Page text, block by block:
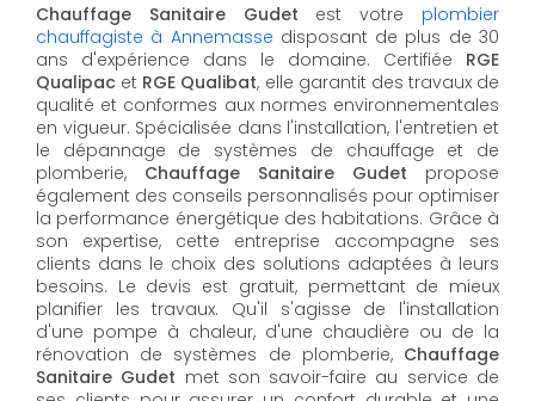
Chauffage Sanitaire Gudet est votre plombier
chauffagiste à Annemasse disposant de plus de 30
ans d'expérience dans le domaine. Certifiée RGE
Qualipac et RGE Qualibat, elle garantit des travaux de
qualité et conformes aux normes environnementales
en vigueur. Spécialisée dans l'installation, l'entretien et
le dépannage de systèmes de chauffage et de
plomberie, Chauffage Sanitaire Gudet propose
également des conseils personnalisés pour optimiser
la performance énergétique des habitations. Grâce à
son expertise, cette entreprise accompagne ses
clients dans le choix des solutions adaptées à leurs
besoins. Le devis est gratuit, permettant de mieux
planifier les travaux. Qu'il s'agisse de l'installation
d'une pompe à chaleur, d'une chaudière ou de la
rénovation de systèmes de plomberie,Chauffage
Sanitaire Gudet met son savoir-faire au service de